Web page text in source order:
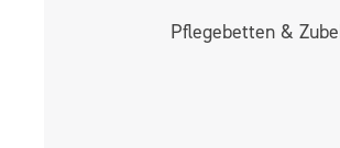
Pflege­betten &